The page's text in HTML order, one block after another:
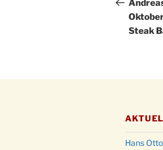
Steak
Hans